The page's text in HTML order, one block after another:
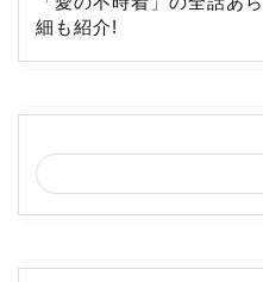
細も紹介!